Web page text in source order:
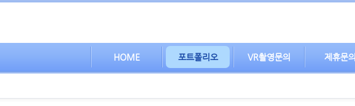
HOME 포트폴리오 VR촬영문의 제휴문의